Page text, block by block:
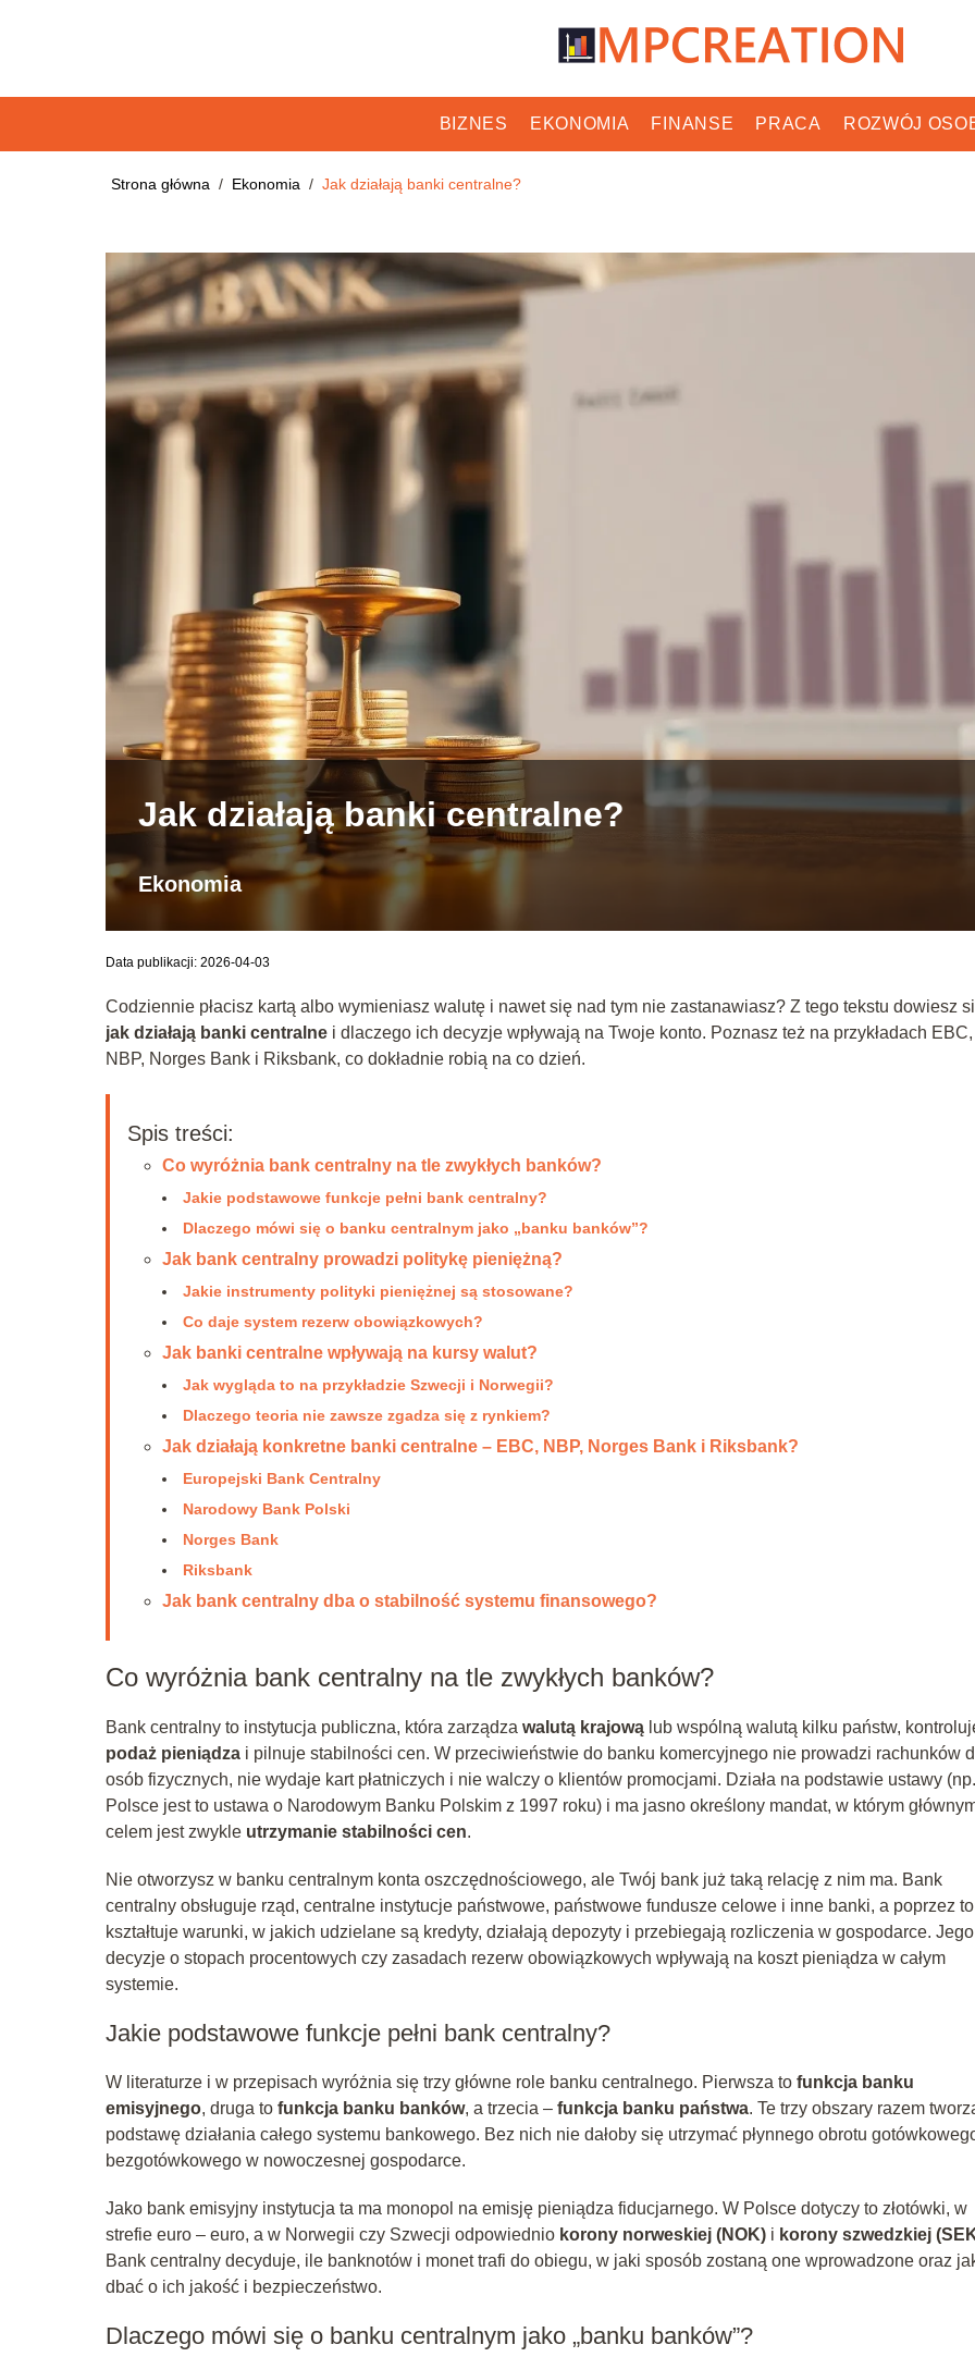
BIZNES EKONOMIA FINANSE PRACA ROZWÓJ
Strona główna / Ekonomia / Jak działają banki centralne?
Jak działają banki centralne?
Ekonomia
Data publikacji: 2026-04-03
Codziennie płacisz kartą albo wymieniasz walutę i nawet się nad tym nie zastanawiasz? Z tego tekstu dowiesz
jak działają banki centralne i dlaczego ich decyzje wpływają na Twoje konto. Poznasz też na przykładach EBC,
NBP, Norges Bank i Riksbank, co dokładnie robią na co dzień.
Spis treści:
Co wyróżnia bank centralny na tle zwykłych banków?
Jakie podstawowe funkcje pełni bank centralny?
Dlaczego mówi się o banku centralnym jako „banku banków”?
Jak bank centralny prowadzi politykę pieniężną?
Jakie instrumenty polityki pieniężnej są stosowane?
Co daje system rezerw obowiązkowych?
Jak banki centralne wpływają na kursy walut?
Jak wygląda to na przykładzie Szwecji i Norwegii?
Dlaczego teoria nie zawsze zgadza się z rynkiem?
Jak działają konkretne banki centralne – EBC, NBP, Norges Bank i Riksbank?
Europejski Bank Centralny
Narodowy Bank Polski
Norges Bank
Riksbank
Jak bank centralny dba o stabilność systemu finansowego?
Co wyróżnia bank centralny na tle zwykłych banków?
Bank centralny to instytucja publiczna, która zarządza walutą krajową lub wspólną walutą kilku państw,
podaż pieniądza i pilnuje stabilności cen. W przeciwieństwie do banku komercyjnego nie prowadzi rachunków
osób fizycznych, nie wydaje kart płatniczych i nie walczy o klientów promocjami. Działa na podstawie ustawy
Polsce jest to ustawa o Narodowym Banku Polskim z 1997 roku) i ma jasno określony mandat, w którym
celem jest zwykle utrzymanie stabilności cen.
Nie otworzysz w banku centralnym konta oszczędnościowego, ale Twój bank już taką relację z nim ma. Bank
centralny obsługuje rząd, centralne instytucje państwowe, państwowe fundusze celowe i inne banki, a poprzez to
kształtuje warunki, w jakich udzielane są kredyty, działają depozyty i przebiegają rozliczenia w gospodarce. Jego
decyzje o stopach procentowych czy zasadach rezerw obowiązkowych wpływają na koszt pieniądza w całym
systemie.
Jakie podstawowe funkcje pełni bank centralny?
W literaturze i w przepisach wyróżnia się trzy główne role banku centralnego. Pierwsza to funkcja banku
emisyjnego, druga to funkcja banku banków, a trzecia – funkcja banku państwa. Te trzy obszary razem
podstawę działania całego systemu bankowego. Bez nich nie dałoby się utrzymać płynnego obrotu
bezgotówkowego w nowoczesnej gospodarce.
Jako bank emisyjny instytucja ta ma monopol na emisję pieniądza fiducjarnego. W Polsce dotyczy to złotówki, w
strefie euro – euro, a w Norwegii czy Szwecji odpowiednio korony norweskiej (NOK) i korony szwedzkiej
Bank centralny decyduje, ile banknotów i monet trafi do obiegu, w jaki sposób zostaną one wprowadzone oraz
dbać o ich jakość i bezpieczeństwo.
Dlaczego mówi się o banku centralnym jako „banku banków”?